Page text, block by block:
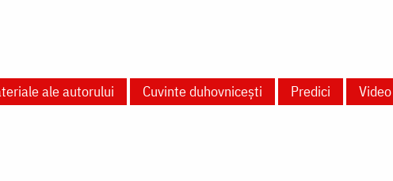
ale autorului Cuvinte duhovnicești Predici Video